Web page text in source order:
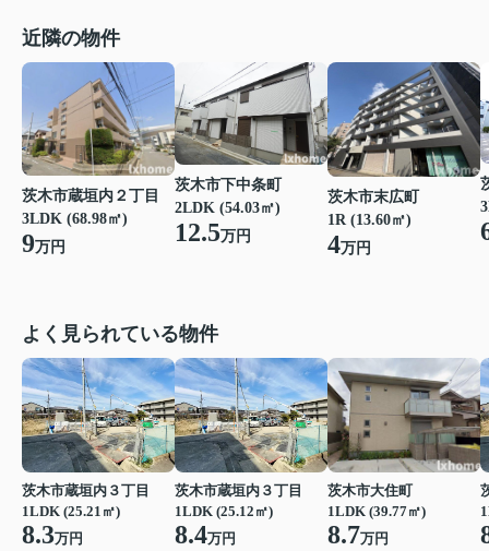
近隣の物件
茨木市蔵垣内２丁目
3LDK (68.98㎡)
9万円
茨木市下中条町
2LDK (54.03㎡)
12.5万円
茨木市末広町
1R (13.60㎡)
4万円
よく見られている物件
茨木市蔵垣内３丁目
1LDK (25.21㎡)
8.3万円
茨木市蔵垣内３丁目
1LDK (25.12㎡)
8.4万円
茨木市大住町
1LDK (39.77㎡)
8.7万円